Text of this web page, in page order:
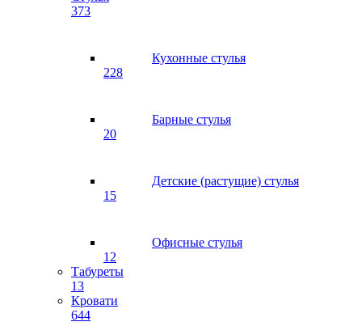
373
Кухонные стулья
228
Барные стулья
20
Детские (растущие) стулья
15
Офисные стулья
12
Табуреты
13
Кровати
644